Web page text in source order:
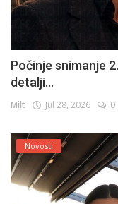
Počinje snimanje
detalji...
Milt Jul 28, 2026 0
Novosti